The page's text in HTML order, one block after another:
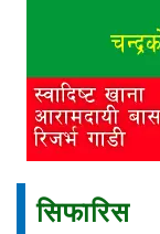
सिफारिस